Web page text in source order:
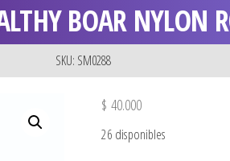
BOAR
SKU: SM0288
$ 40.000
26 disponibles